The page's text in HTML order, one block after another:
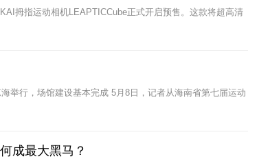
拇指运动相机LEAPTICCube正式开启预售。这款将超高清
举行，场馆建设基本完成 5月8日，记者从海南省第七届运动
成最大黑马？